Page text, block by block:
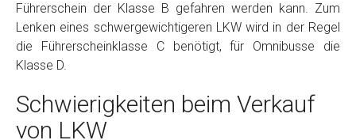
Führerschein der Klasse B gefahren werden kann. Zum
Lenken eines schwergewichtigeren LKW wird in der Regel
die Führerscheinklasse C benötigt, für Omnibusse die
Klasse D.
Schwierigkeiten beim Verkauf
von LKW